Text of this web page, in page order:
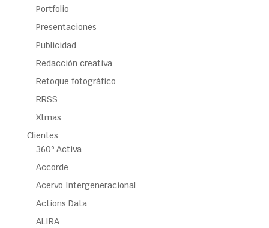
Portfolio
Presentaciones
Publicidad
Redacción creativa
Retoque fotográfico
RRSS
Xtmas
Clientes
360º Activa
Accorde
Acervo Intergeneracional
Actions Data
ALIRA